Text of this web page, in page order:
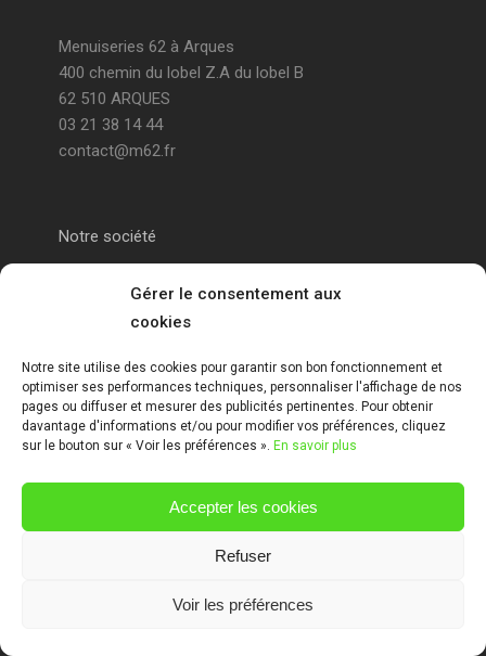
Gérer le consentement aux
cookies
Notre site utilise des cookies pour garantir son bon fonctionnement et
optimiser ses performances techniques, personnaliser l'affichage de nos
pages ou diffuser et mesurer des publicités pertinentes. Pour obtenir
davantage d'informations et/ou pour modifier vos préférences, cliquez
sur le bouton sur « Voir les préférences ». En savoir plus
Accepter les cookies
Refuser
Voir les préférences
Menuiseries 62 à Arques
400 chemin du lobel Z.A du lobel B
62 510 ARQUES
03 21 38 14 44
contact@m62.fr
Notre société
Portail alu Saint-Omer
Clôture 62
Garde-corps pas de calais
Mentions Légales